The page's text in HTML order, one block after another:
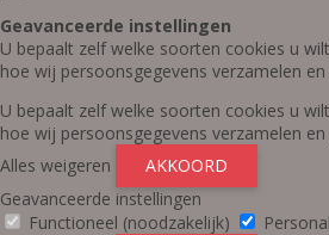
Geavanceerde instellingen
U bepaalt zelf welke soorten cookies u
hoe wij persoonsgegevens verzamelen
U bepaalt zelf welke soorten cookies u
hoe wij persoonsgegevens verzamelen
Alles weigeren
AKKOORD
Geavanceerde instellingen
Functioneel (noodzakelijk)